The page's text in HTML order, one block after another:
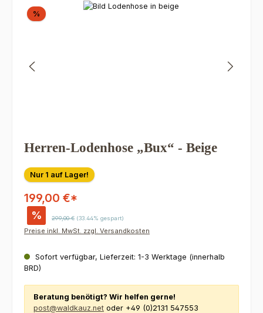
Bildergalerie überspringen
% Rabatt
Herren-Lodenhose „Bux“ - Beige
Nur 1 auf Lager!
199,00 €*
% Regulärer Preis:
299,00 € (33.44% gespart)
Preise inkl. MwSt. zzgl. Versandkosten
Sofort verfügbar, Lieferzeit: 1-3 Werktage (innerhalb
BRD)
Beratung benötigt? Wir helfen gerne!
post@waldkauz.net oder +49 (0)2131 547553